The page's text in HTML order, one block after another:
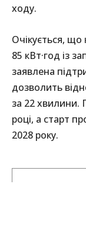
ходу.
Очікується,
85 кВт·год із
заявлена
дозволить
за 22 хвилини.
році, а старт
2028 року.